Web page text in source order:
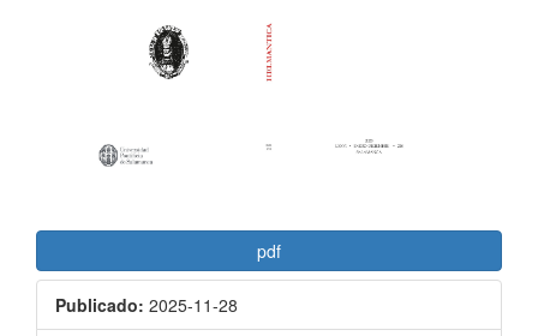
artículo
pdf
Publicado: 2025-11-28